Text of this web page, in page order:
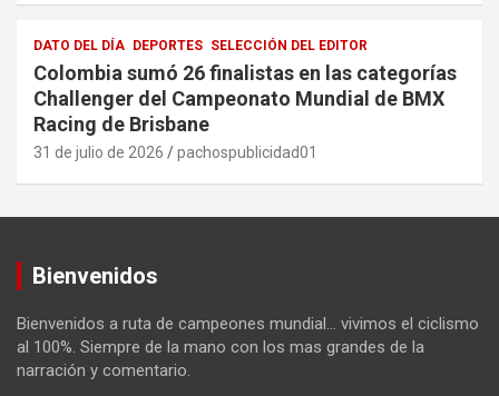
DATO DEL DÍA DEPORTES SELECCIÓN DEL EDITOR
Colombia sumó 26 finalistas en las categorías
Challenger del Campeonato Mundial de BMX
Racing de Brisbane
31 de julio de 2026 pachospublicidad01
Bienvenidos
Bienvenidos a ruta de campeones mundial… vivimos el ciclismo
al 100%. Siempre de la mano con los mas grandes de la
narración y comentario.